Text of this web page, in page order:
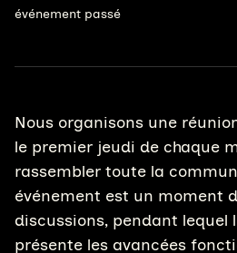
événement passé
Nous organisons une
le premier jeudi de chaque
rassembler toute la
événement est un moment
discussions, pendant lequel
présente les avancées